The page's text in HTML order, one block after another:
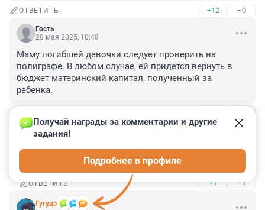
ОТВЕТИТЬ +12 –0
Гость
28 мая 2025, 10:48
Маму погибшей девочки следует проверить на
полиграфе. В любом случае, ей придется вернуть в
бюджет материнский капитал, полученный за
ребенка.
Гость
Столько лет потраченных сил вас не волнует?
ОТВЕТИТЬ +1 –1
Гугуцэ
Получай награды за комментарии и другие
задания!
Подробнее в профиле